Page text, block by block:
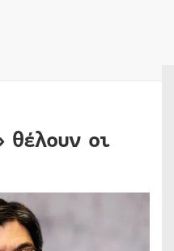
θέλουν οι